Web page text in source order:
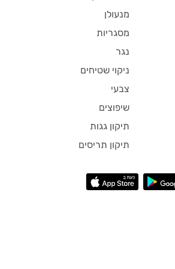
מנעולן
מסגריות
נגר
ניקוי שטיחים
צבעי
שיפוצים
תיקון גגות
תיקון תריסים